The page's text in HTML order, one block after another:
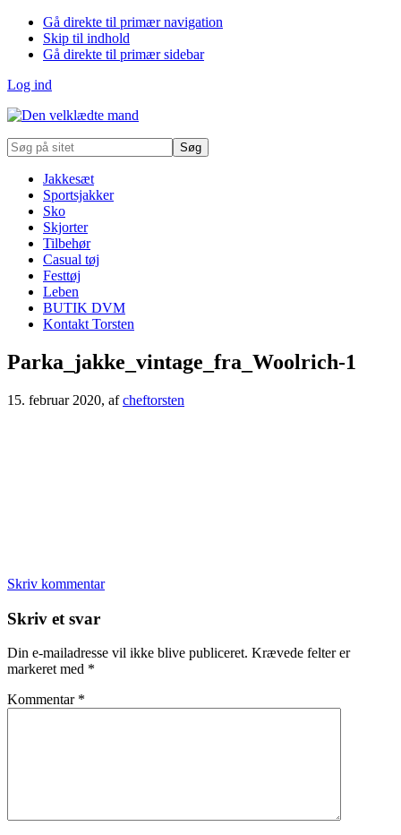
Gå direkte til primær navigation
Skip til indhold
Gå direkte til primær sidebar
Log ind
Søg
på
Jakkesæt
Sportsjakker
Sko
Skjorter
Tilbehør
Casual tøj
Festtøj
Leben
BUTIK DVM
Kontakt Torsten
Parka_jakke_vintage_fra_Woolrich-1
15. februar 2020, afcheftorsten
Skriv kommentar
Læserinteraktioner
Skriv et svar
Din e-mailadresse vil ikke blive publiceret. Krævede felter er
markeret med *
Kommentar *